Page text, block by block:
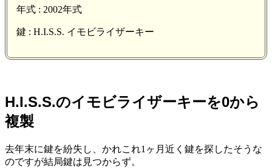
年式 : 2002年式
鍵 : H.I.S.S. イモビライザーキー
H.I.S.S.のイモビライザーキーを0から
複製
去年末に鍵を紛失し、かれこれ1ヶ月近く鍵を探したそうな
のですが結局鍵は見つからず。